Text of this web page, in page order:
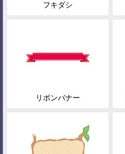
フキダシ
リボンバナー